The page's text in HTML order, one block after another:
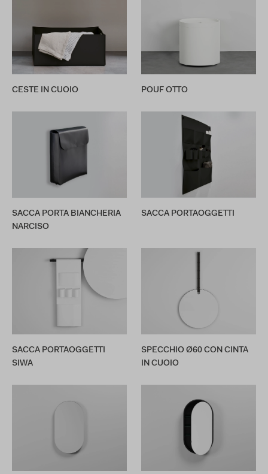
CESTE IN CUOIO POUF OTTO
SACCA PORTA BIANCHERIA
NARCISO
SACCA PORTAOGGETTI
SACCA PORTAOGGETTI
SIWA
SPECCHIO Ø60 CON CINTA
IN CUOIO